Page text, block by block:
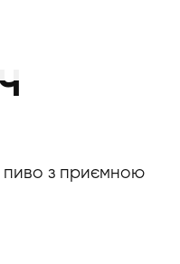
пиво з приємною